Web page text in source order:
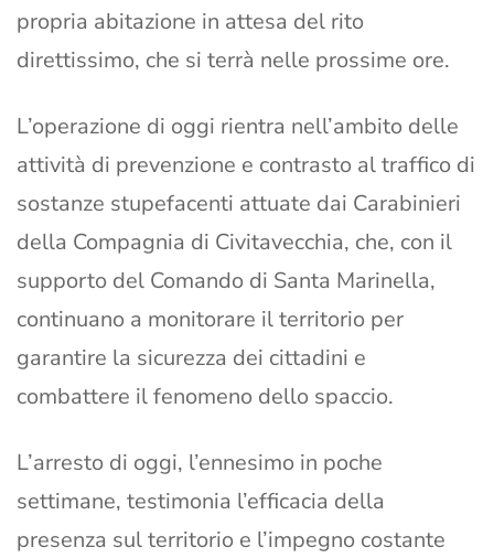
propria abitazione in attesa del rito
direttissimo, che si terrà nelle prossime ore.
L’operazione di oggi rientra nell’ambito delle
attività di prevenzione e contrasto al traffico di
sostanze stupefacenti attuate dai Carabinieri
della Compagnia di Civitavecchia, che, con il
supporto del Comando di Santa Marinella,
continuano a monitorare il territorio per
garantire la sicurezza dei cittadini e
combattere il fenomeno dello spaccio.
L’arresto di oggi, l’ennesimo in poche
settimane, testimonia l’efficacia della
presenza sul territorio e l’impegno costante